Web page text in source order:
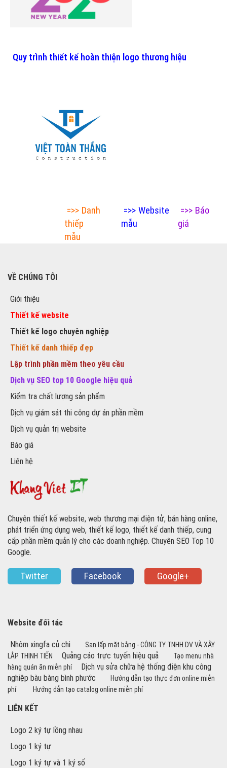
Quy trình thiết kế hoàn thiện logo thương hiệu
=>> Danh
thiếp
mẫu
=>> Website
mẫu
=>> Báo
giá
VỀ CHÚNG TÔI
Giới thiệu
Thiết kế website
Thiết kế logo chuyên nghiệp
Thiết kế danh thiếp đẹp
Lập trình phần mềm theo yêu cầu
Dịch vụ SEO top 10 Google hiệu quả
Kiểm tra chất lượng sản phẩm
Dịch vụ giám sát thi công dự án phần mềm
Dịch vụ quản trị website
Báo giá
Liên hệ
Chuyên thiết kế website, web thương mại điện tử, bán hàng online,
phát triển ứng dụng web, thiết kế logo, thiết kế danh thiếp, cung
cấp phần mềm quản lý cho các doanh nghiệp. Chuyên SEO Top 10
Google.
Twitter Facebook Google+
Website đối tác
Nhôm xingfa củ chi
San lấp mặt bằng - CÔNG TY TNHH DV VÀ XÂY
LẮP THỊNH TIẾN
Quảng cáo trực tuyến hiệu quả
Tạo menu nhà
hàng quán ăn miễn phí
Dịch vụ sửa chữa hệ thống điện khu công
nghiệp bàu bàng bình phước
Hướng dẫn tạo thực đơn online miễn
phí
Hướng dẫn tạo catalog online miễn phí
LIÊN KẾT
Logo 2 ký tự lồng nhau
Logo 1 ký tự
Logo 1 ký tự và 1 ký số